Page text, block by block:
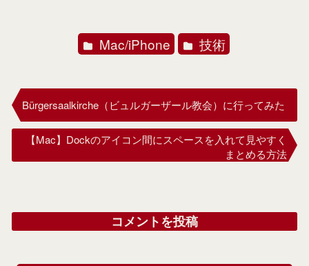
Mac/iPhone 技術
Bürgersaalkirche（ビュルガーザール教会）に行ってみた
【Mac】Dockのアイコン間にスペースを入れて見やすく
まとめる方法
コメントを投稿